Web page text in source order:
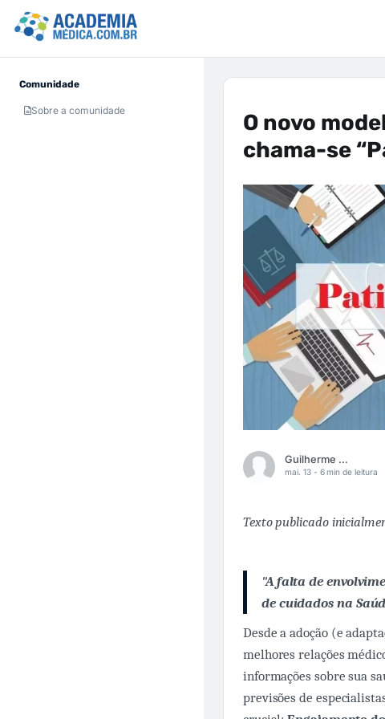
Comunidade
Sobre a comunidade
O novo
chama-se
Guilherme Rabello
mai. 13 - 6 min de leitura
Texto publicado
"A falta de
de cuidados na
Desde a adoção (e
melhores relações
informações sobre sua
previsões de